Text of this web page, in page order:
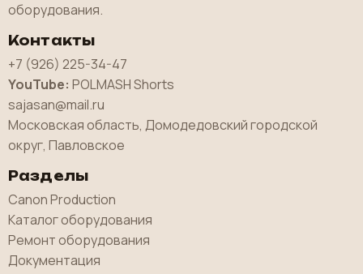
оборудования.
Контакты
+7 (926) 225-34-47
YouTube: POLMASH Shorts
sajasan@mail.ru
Московская область, Домодедовский городской
округ, Павловское
Разделы
Canon Production
Каталог оборудования
Ремонт оборудования
Документация